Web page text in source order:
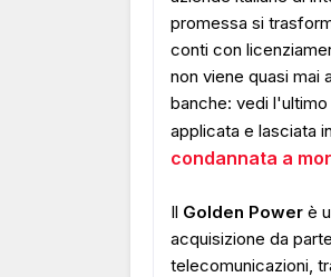
promessa si
conti con
non viene quasi mai
banche: vedi
applicata e lasciata
condannata a
Il Golden Power è
acquisizione da
telecomunicazioni,